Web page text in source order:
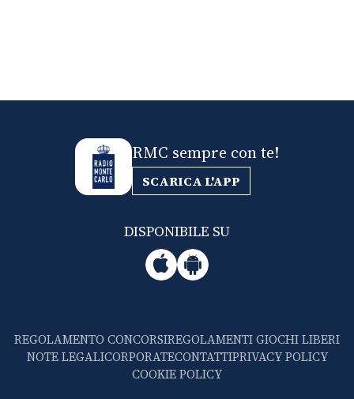
RMC sempre con te!
SCARICA L'APP
DISPONIBILE SU
REGOLAMENTO CONCORSIREGOLAMENTI GIOCHI LIBERI
NOTE LEGALICORPORATECONTATTIPRIVACY POLICY
COOKIE POLICY